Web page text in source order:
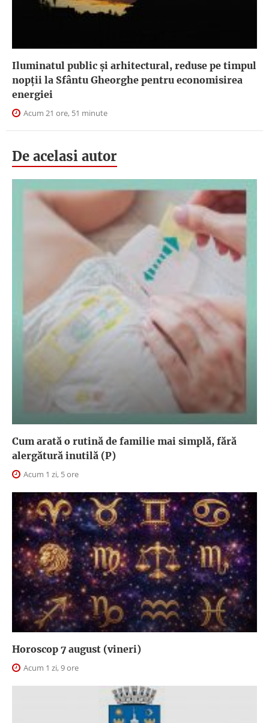
Iluminatul public şi arhitectural, reduse pe timpul
nopţii la Sfântu Gheorghe pentru economisirea
energiei
Acum 21 ore, 51 minute
De acelasi autor
Cum arată o rutină de familie mai simplă, fără
alergătură inutilă (P)
Acum 1 zi, 5 ore
Horoscop 7 august (vineri)
Acum 1 zi, 9 ore